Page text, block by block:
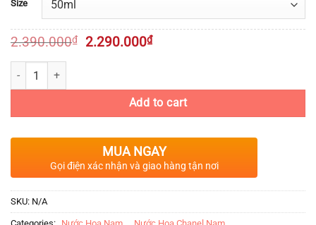
Size
2.390.000₫
Original
2.290.000₫Current
Quantity
Add to cart
MUA NGAY
Gọi điện xác nhận và giao hàng tận nơi
SKU: N/A